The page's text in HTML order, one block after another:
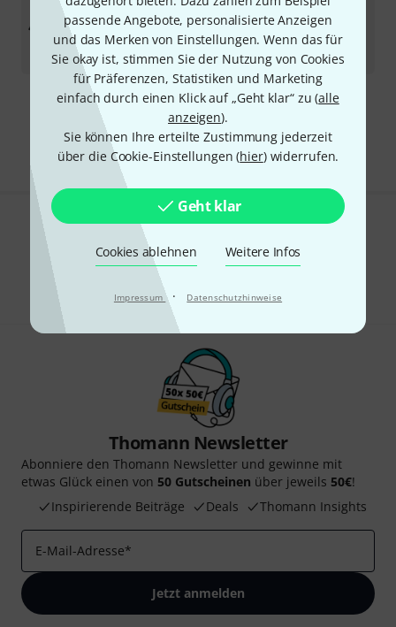
passende Angebote, personalisierte Anzeigen
und das Merken von Einstellungen. Wenn das für
Sie okay ist, stimmen Sie der Nutzung von Cookies
für Präferenzen, Statistiken und Marketing
einfach durch einen Klick auf „Geht klar“ zu (alle
anzeigen).
Sie können Ihre erteilte Zustimmung jederzeit
über die Cookie-Einstellungen (hier) widerrufen.
Geht klar
Cookies ablehnen Weitere Infos
Impressum · Datenschutzhinweise
36
In 7–9 Wochen lieferbar
29,90€
Kostenloser Versand ab 29 €
Alle Preise inkl. MwSt.
Gefällt Ihnen, was Sie sehen?
Teilen
Thomann Newsletter
Abonniere den Thomann Newsletter und gewinne mit
etwas Glück einen von 50 Gutscheinen über jeweils 50€!
Inspirierende Beiträge
Deals Thomann Insights
E-Mail-Adresse*
Jetzt anmelden